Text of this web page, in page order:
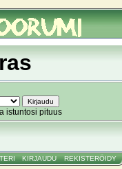
istuntosi pituus
KIRJAUDU REKISTERÖIDY